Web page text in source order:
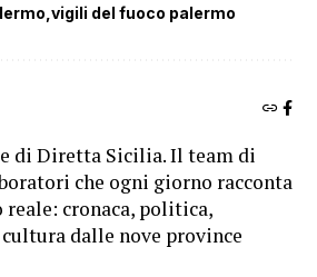
vigili del fuoco palermo
di Diretta Sicilia. Il team di
che ogni giorno racconta
cronaca, politica,
dalle nove province